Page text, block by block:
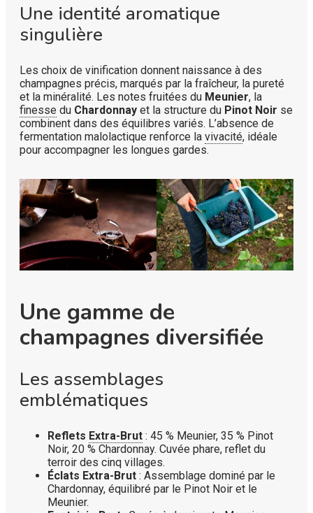
Une identité aromatique
singulière
Les choix de vinification donnent naissance à des
champagnes précis, marqués par la fraîcheur, la pureté
et la minéralité. Les notes fruitées du Meunier, la
finesse du Chardonnay et la structure du Pinot Noir se
combinent dans des équilibres variés. L’absence de
fermentation malolactique renforce la vivacité, idéale
pour accompagner les longues gardes.
Une gamme de
champagnes diversifiée
Les assemblages
emblématiques
Reflets Extra-Brut : 45 % Meunier, 35 % Pinot
Noir, 20 % Chardonnay. Cuvée phare, reflet du
terroir des cinq villages.
Éclats Extra-Brut : Assemblage dominé par le
Chardonnay, équilibré par le Pinot Noir et le
Meunier.